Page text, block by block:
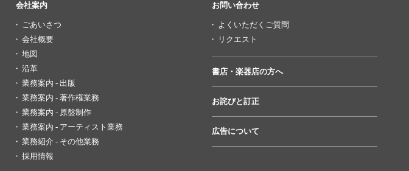
会社案内
ごあいさつ
会社概要
地図
沿革
業務案内 - 出版
業務案内 - 著作権業務
業務案内 - 原盤制作
業務案内 - アーティスト業務
業務紹介 - その他業務
採用情報
お問い合わせ
よくいただくご質問
リクエスト
書店・楽器店の方へ
お詫びと訂正
広告について